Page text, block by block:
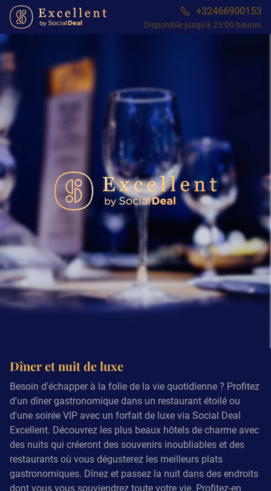
+32466900153
Disponible jusqu'à 23:00 heures
Dîner et nuit de luxe
Besoin d'échapper à la folie de la vie quotidienne ? Profitez
d'un dîner gastronomique dans un restaurant étoilé ou
d'une soirée VIP avec un forfait de luxe via Social Deal
Excellent. Découvrez les plus beaux hôtels de charme avec
des nuits qui créeront des souvenirs inoubliables et des
restaurants où vous dégusterez les meilleurs plats
gastronomiques. Dînez et passez la nuit dans des endroits
dont vous vous souviendrez toute votre vie. Profitez-en